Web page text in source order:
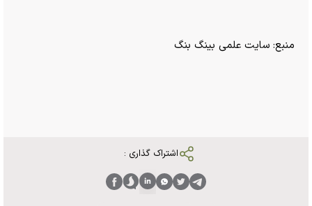
منبع: سایت علمی بینگ بنگ
اشتراک گذاری :